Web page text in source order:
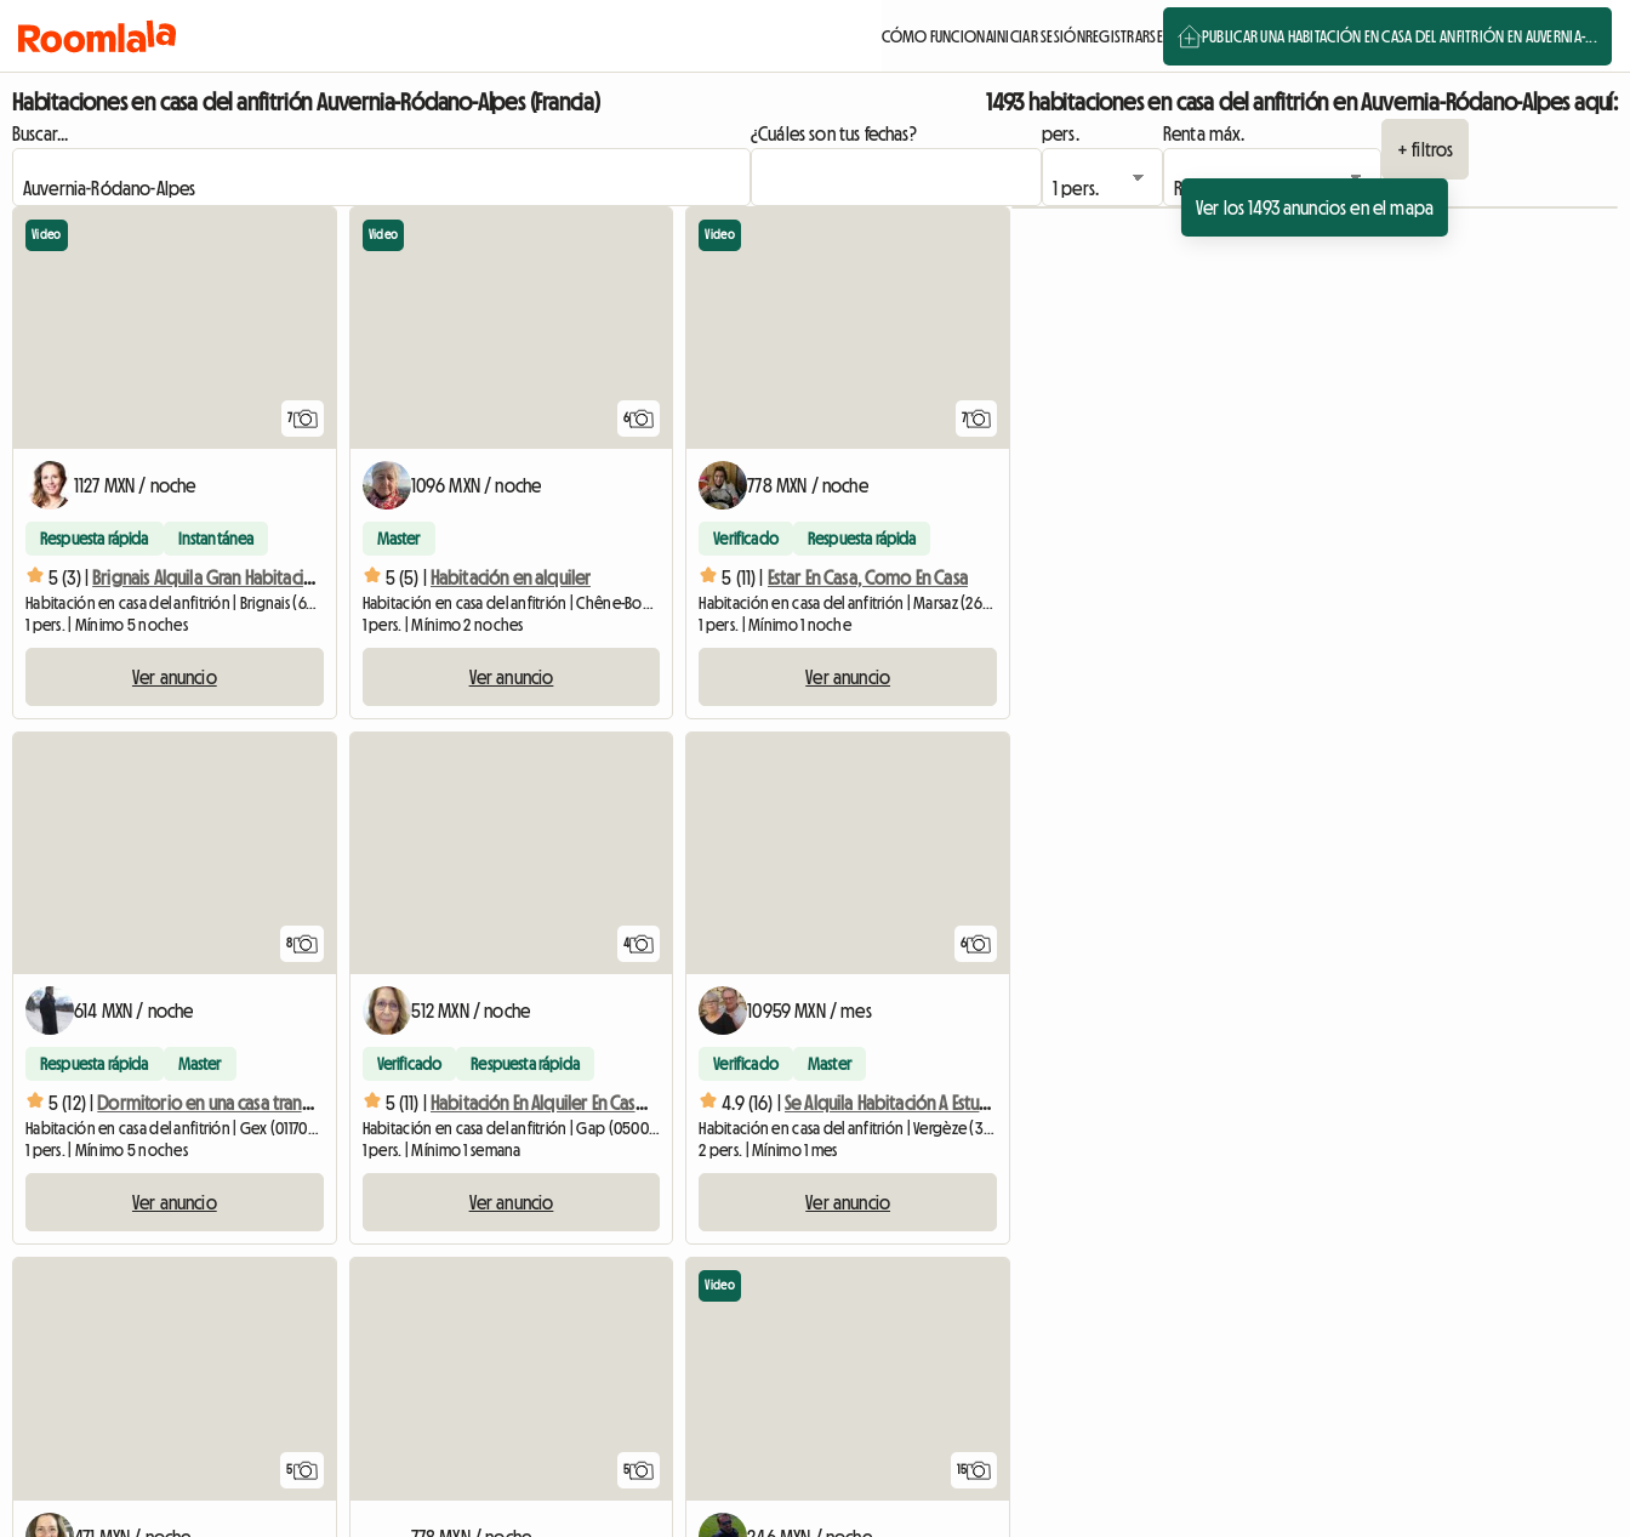
CÓMO FUNCIONAINICIAR SESIÓNREGISTRARSE PUBLICAR UNA HABITACIÓN EN CASA DEL ANFITRIÓN EN AUVERNIA-...
Habitaciones en casa del anfitrión Auvernia-Ródano-Alpes (Francia) 1493 habitaciones en casa del anfitrión en Auvernia-Ródano-Alpes aquí:
Buscar... ¿Cuáles son tus fechas? pers.
Renta máx.
+ filtros
Ver los 1493 anuncios en el mapa
7
Video
1127 MXN / noche
Respuesta rápida Instantánea
5 (3) | Brignais Alquila Gran Habitación Tranquila
Habitación en casa del anfitrión | Brignais (69530) | 16 M2
1 pers. | Mínimo 5 noches
Ver anuncio
6
Video
1096 MXN / noche
Master
5 (5) | Habitación en alquiler
Habitación en casa del anfitrión | Chêne-Bourg (1225) | 12 M2
1 pers. | Mínimo 2 noches
Ver anuncio
7
Video
778 MXN / noche
Verificado Respuesta rápida
5 (11) | Estar En Casa, Como En Casa
Habitación en casa del anfitrión | Marsaz (26260) | 13 M2
1 pers. | Mínimo 1 noche
Ver anuncio
8
614 MXN / noche
Respuesta rápida Master
5 (12) | Dormitorio en una casa tranquila
Habitación en casa del anfitrión | Gex (01170) | 10 M2
1 pers. | Mínimo 5 noches
Ver anuncio
4
512 MXN / noche
Verificado Respuesta rápida
5 (11) | Habitación En Alquiler En Casa De Familia
Habitación en casa del anfitrión | Gap (05000) | 11 M2
1 pers. | Mínimo 1 semana
Ver anuncio
6
10959 MXN / mes
Verificado Master
4.9 (16) | Se Alquila Habitación A Estudiante Interno - Planta Baja Con Su Terraza -
Habitación en casa del anfitrión | Vergèze (30310) | 25 M2
2 pers. | Mínimo 1 mes
Ver anuncio
5 5 15
Video